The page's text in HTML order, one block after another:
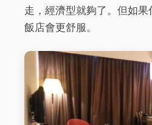
走，經濟型就夠了。但如
飯店會更舒服。